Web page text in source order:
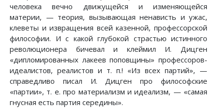
человека вечно движущейся и изменяющейся
материи, — теория, вызывающая ненависть и ужас,
клеветы и извращения всей казенной, профессорской
философии. И с какой глубокой страстью истинного
революционера бичевал и клеймил И. Дицген
«дипломированных лакеев поповщины» профессоров-
идеалистов, реалистов и т. п.! «Из всех партий», —
справедливо писал И. Дицген про философские
«партии», т. е. про материализм и идеализм, — «самая
гнусная есть партия середины».